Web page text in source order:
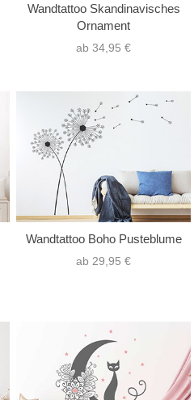
Wandtattoo Skandinavisches
Ornament
ab 34,95 €
Wandtattoo Boho Pusteblume
ab 29,95 €